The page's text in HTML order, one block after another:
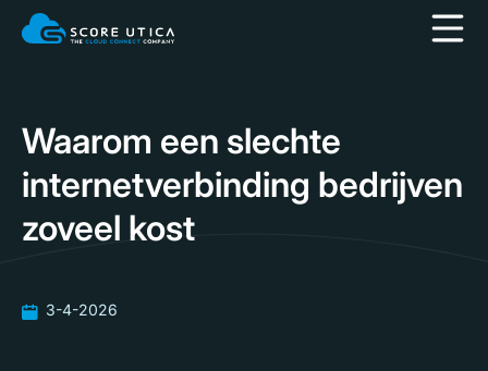
Waarom een slechte
internetverbinding bedrijven
zoveel kost
3-4-2026